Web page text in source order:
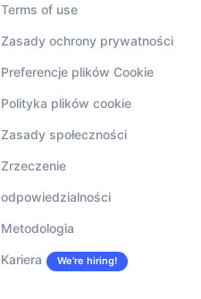
Terms of use
Zasady ochrony prywatności
Preferencje plików Cookie
Polityka plików cookie
Zasady społeczności
Zrzeczenie
odpowiedzialności
Metodologia
Kariera We’re hiring!